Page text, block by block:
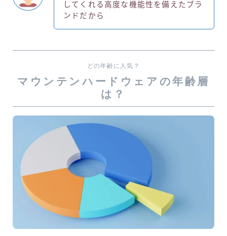
してくれる高度な機能性を備えたブラ
ンドだから
どの年齢に人気？
マウンテンハードウェアの年齢層
は？